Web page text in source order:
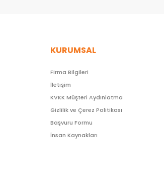
KURUMSAL
Firma Bilgileri
İletişim
KVKK Müşteri Aydınlatma
Gizlilik ve Çerez Politikası
Başvuru Formu
İnsan Kaynakları